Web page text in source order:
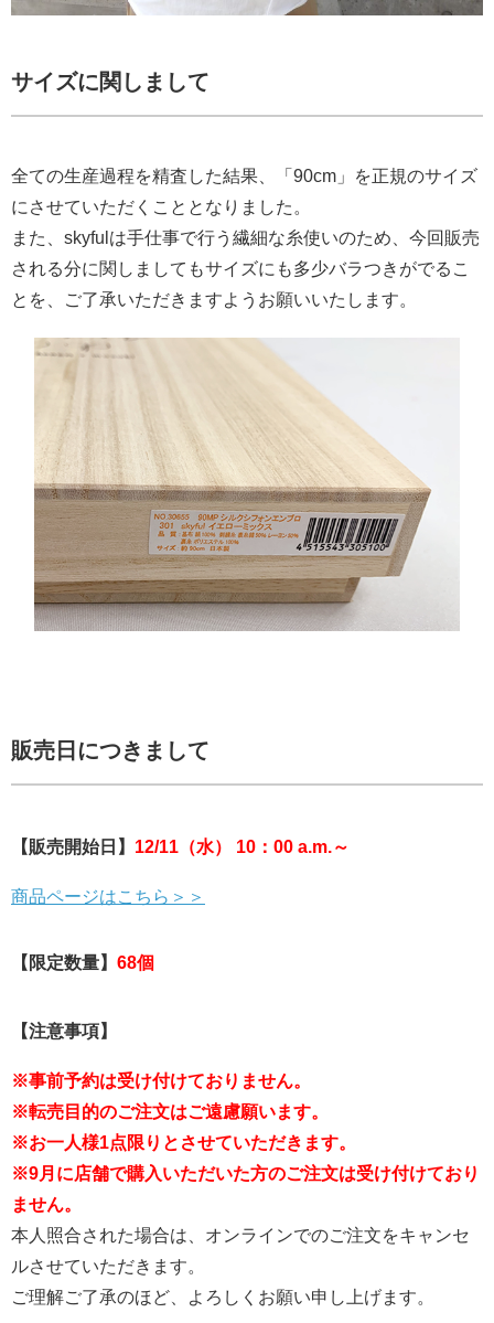
サイズに関しまして
全ての生産過程を精査した結果、「90cm」を正規のサイズ
にさせていただくこととなりました。
また、skyfulは手仕事で行う繊細な糸使いのため、今回販売
される分に関しましてもサイズにも多少バラつきがでるこ
とを、ご了承いただきますようお願いいたします。
販売日につきまして
【販売開始日】 12/11（水） 10：00 a.m.～
商品ページはこちら＞＞
【限定数量】 68個
【注意事項】
※事前予約は受け付けておりません。
※転売目的のご注文はご遠慮願います。
※お一人様1点限り とさせていただきます。
※9月に店舗で購入いただいた方のご注文は受け付けており
ません。
本人照合された場合は、オンラインでのご注文をキャンセ
ルさせていただきます。
ご理解ご了承のほど、よろしくお願い申し上げます。